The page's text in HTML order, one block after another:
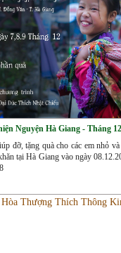
Nguyện Hà Giang - Tháng 12
đỡ, tặng quà cho các em nhỏ
tại Hà Giang vào ngày